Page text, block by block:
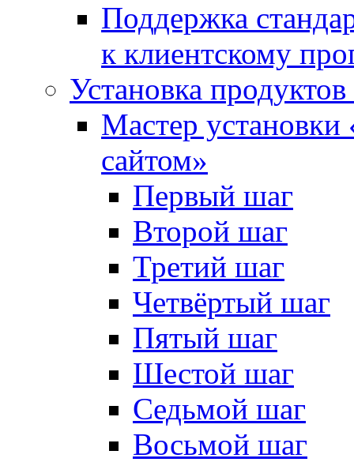
Поддержка
к клиентскому
Установка
Мастер
сайтом»
Первый шаг
Второй шаг
Третий шаг
Четвёртый шаг
Пятый шаг
Шестой шаг
Седьмой шаг
Восьмой шаг